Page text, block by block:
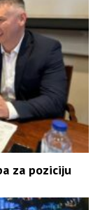
za poziciju